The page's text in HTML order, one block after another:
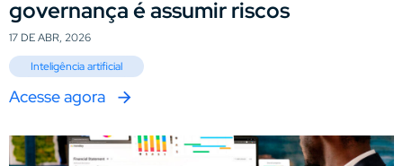
governança é assumir riscos
17 DE ABR, 2026
Inteligência artificial
Acesse agora